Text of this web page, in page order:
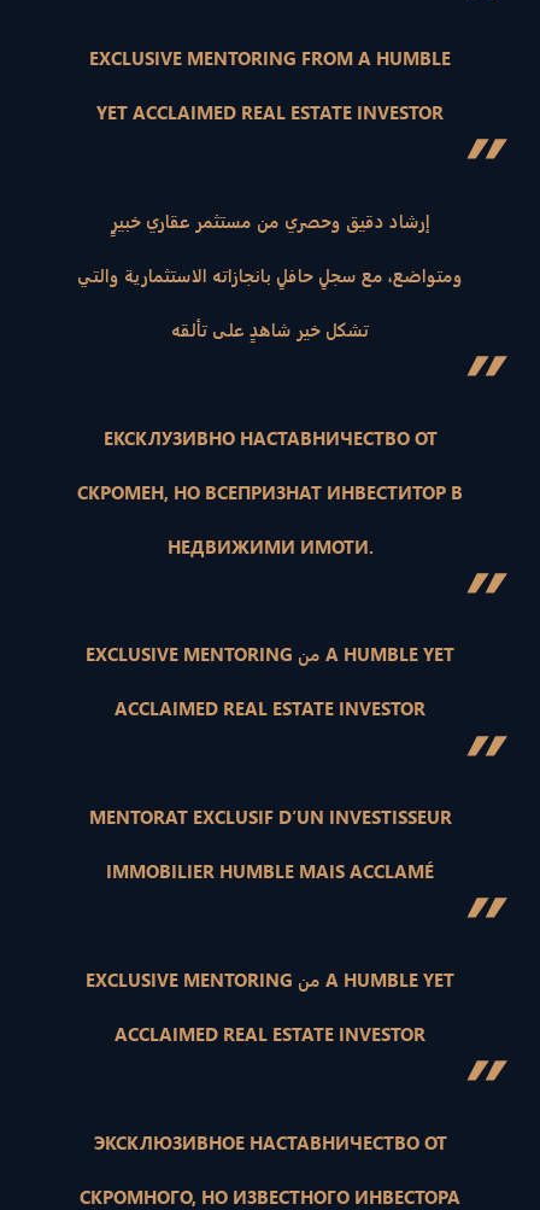
EXCLUSIVE MENTORING FROM A HUMBLE
YET ACCLAIMED REAL ESTATE INVESTOR ” إرشاد دقيق وحصري من مستثمر عقاري خبيرٍ
ومتواضع، مع سجلٍ حافلٍ بانجازاته الاستثمارية والتي
تشكل خير شاهدٍ على تألقه ”
ЕКСКЛУЗИВНО НАСТАВНИЧЕСТВО ОТ
СКРОМЕН, НО ВСЕПРИЗНАТ ИНВЕСТИТОР В
НЕДВИЖИМИ ИМОТИ. ” EXCLUSIVE MENTORING من A HUMBLE YET
ACCLAIMED REAL ESTATE INVESTOR ”
MENTORAT EXCLUSIF D’UN INVESTISSEUR
IMMOBILIER HUMBLE MAIS ACCLAMÉ ” EXCLUSIVE MENTORING من A HUMBLE YET
ACCLAIMED REAL ESTATE INVESTOR ”
ЭКСКЛЮЗИВНОЕ НАСТАВНИЧЕСТВО ОТ
СКРОМНОГО, НО ИЗВЕСТНОГО ИНВЕСТОРА